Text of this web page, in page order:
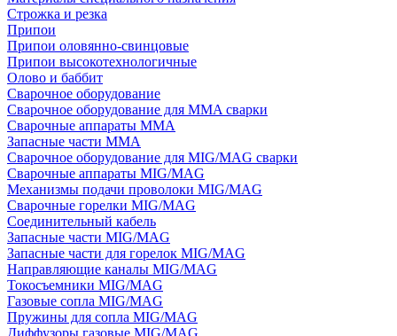
Строжка и резка
Припои
Припои оловянно-свинцовые
Припои высокотехнологичные
Олово и баббит
Сварочное оборудование
Сварочное оборудование для MMA сварки
Сварочные аппараты MMA
Запасные части MMA
Сварочное оборудование для MIG/MAG сварки
Сварочные аппараты MIG/MAG
Механизмы подачи проволоки MIG/MAG
Сварочные горелки MIG/MAG
Соединительный кабель
Запасные части MIG/MAG
Запасные части для горелок MIG/MAG
Направляющие каналы MIG/MAG
Токосъемники MIG/MAG
Газовые сопла MIG/MAG
Пружины для сопла MIG/MAG
Диффузоры газовые MIG/MAG